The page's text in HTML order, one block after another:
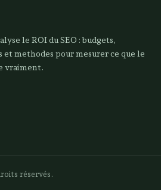
le ROI du SEO : budgets,
methodes pour mesurer ce que le
vraiment.
réservés.